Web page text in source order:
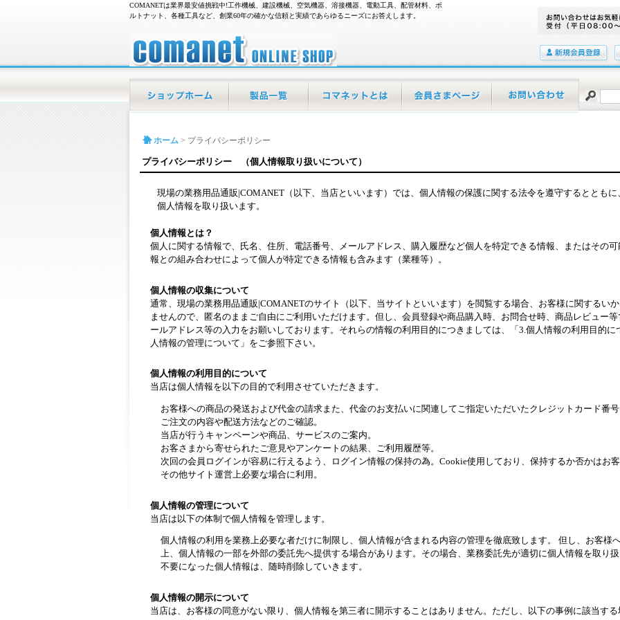
COMANETは業界最安値挑戦中!工作機械、建設機械、空気機器、溶接機器、電動工具、配管材料、ボ
ルトナット、各種工具など、創業60年の確かな信頼と実績であらゆるニーズにお答えします。
会員登録
ホーム > プライバシーポリシー
プライバシーポリシー （個人情報取り扱いについて）
現場の業務用品通販|COMANET（以下、当店といいます）では、個人情報の保護に関する法令を遵守するととも
個人情報を取り扱います。
個人情報とは？
個人に関する情報で、氏名、住所、電話番号、メールアドレス、購入履歴など個人を特定できる情報、またはその
報との組み合わせによって個人が特定できる情報も含みます（業種等）。
個人情報の収集について
通常、現場の業務用品通販|COMANETのサイト（以下、当サイトといいます）を閲覧する場合、お客様に関するい
ませんので、匿名のままご自由にご利用いただけます。但し、会員登録や商品購入時、お問合せ時、商品レビュー
ールアドレス等の入力をお願いしております。それらの情報の利用目的につきましては、「3.個人情報の利用目的
人情報の管理について」をご参照下さい。
個人情報の利用目的について
当店は個人情報を以下の目的で利用させていただきます。
お客様への商品の発送および代金の請求また、代金のお支払いに関連してご指定いただいたクレジットカード番
ご注文の内容や配送方法などのご確認。
当店が行うキャンペーンや商品、サービスのご案内。
お客さまから寄せられたご意見やアンケートの結果、ご利用履歴等。
次回の会員ログインが容易に行えるよう、ログイン情報の保持の為。Cookie使用しており、保持するか否かはお
その他サイト運営上必要な場合に利用。
個人情報の管理について
当店は以下の体制で個人情報を管理します。
個人情報の利用を業務上必要な者だけに制限し、個人情報が含まれる内容の管理を徹底致します。 但し、お客様
上、個人情報の一部を外部の委託先へ提供する場合があります。その場合、業務委託先が適切に個人情報を取り
不要になった個人情報は、随時削除していきます。
個人情報の開示について
当店は、お客様の同意がない限り、個人情報を第三者に開示することはありません。ただし、以下の事例に該当す